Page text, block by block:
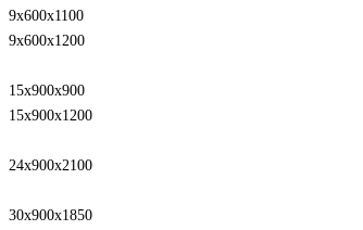
9x600x1100
9x600x1200
15x900x900
15x900x1200
24x900x2100
30x900x1850